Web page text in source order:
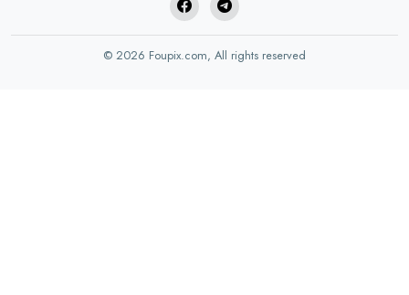
© 2026 Foupix.com, All rights reserved